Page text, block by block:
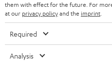
BLUETOOTH-KOPFHÖRER
LAUTSPRECHER
NEWSLETTER
STORES
DEINE VORTEILE BEI TEUFEL
BELGIEN
them with effect for the future. For
at our privacy policyand the imprint
Required
Analysis